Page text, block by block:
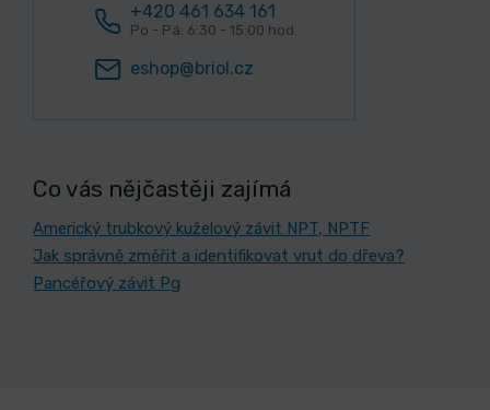
+420 461 634 161
Po - Pá: 6:30 - 15:00 hod.
eshop@briol.cz
Co vás nějčastěji zajímá
Americký trubkový kuželový závit NPT, NPTF
Jak správně změřit a identifikovat vrut do dřeva?
Pancéřový závit Pg